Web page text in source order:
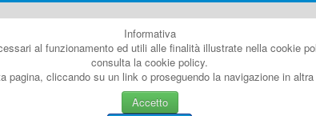
Informativa
al funzionamento ed utili alle finalità illustrate nella cookie
consulta la cookie policy.
pagina, cliccando su un link o proseguendo la navigazione in
Accetto